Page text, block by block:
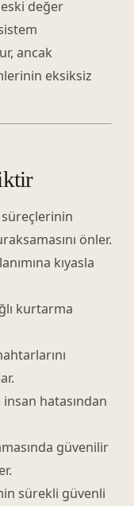
değer
ancak
eksiksiz
önler.
kıyasla
kurtarma
insan hatasından
güvenilir
sürekli güvenli